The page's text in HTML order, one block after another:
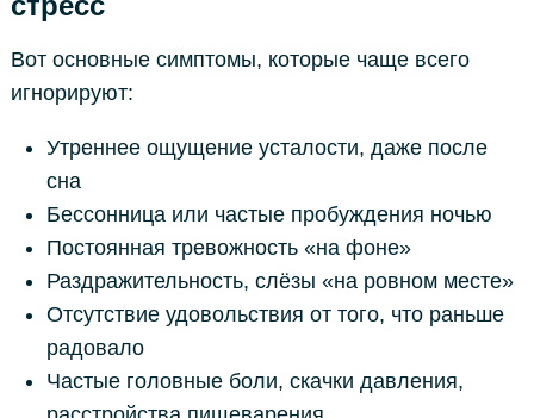
Вот основные симптомы, которые чаще всего
игнорируют:
Утреннее ощущение усталости, даже после
сна
Бессонница или частые пробуждения ночью
Постоянная тревожность «на фоне»
Раздражительность, слёзы «на ровном месте»
Отсутствие удовольствия от того, что раньше
радовало
Частые головные боли, скачки давления,